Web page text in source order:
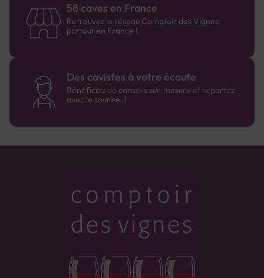
58 caves en France
Retrouvez le réseau Comptoir des Vignes
partout en France !
Des cavistes à votre écoute
Bénéficiez de conseils sur-mesure et repartez
avec le sourire :)